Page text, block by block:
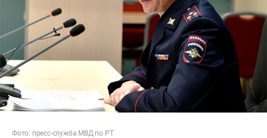
Фото: пресс-служба МВД по РТ